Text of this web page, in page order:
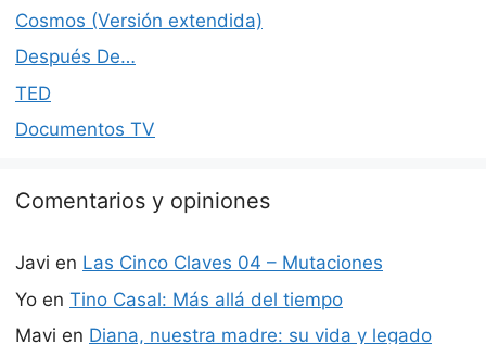
Cosmos (Versión extendida)
Después De…
TED
Documentos TV
Comentarios y opiniones
Javi en Las Cinco Claves 04 – Mutaciones
Yo en Tino Casal: Más allá del tiempo
Mavi en Diana, nuestra madre: su vida y legado